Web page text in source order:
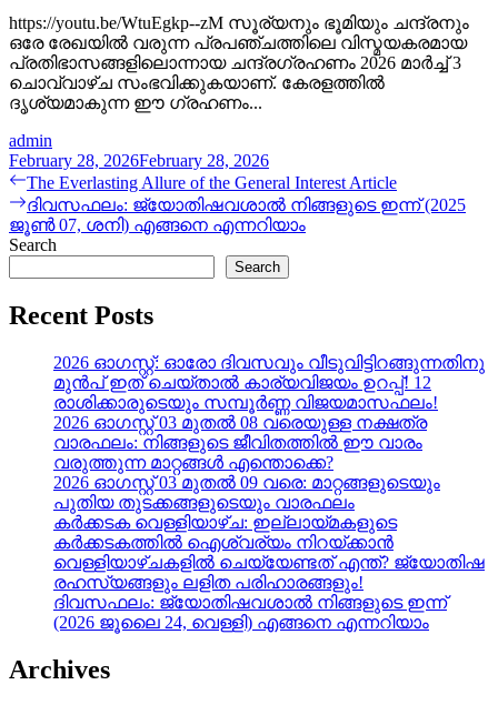
https://youtu.be/WtuEgkp--zM സൂര്യനും ഭൂമിയും ചന്ദ്രനും
ഒരേ രേഖയിൽ വരുന്ന പ്രപഞ്ചത്തിലെ വിസ്മയകരമായ
പ്രതിഭാസങ്ങളിലൊന്നായ ചന്ദ്രഗ്രഹണം 2026 മാർച്ച് 3
ചൊവ്വാഴ്ച സംഭവിക്കുകയാണ്. കേരളത്തിൽ
ദൃശ്യമാകുന്ന ഈ ഗ്രഹണം...
admin
February 28, 2026February 28, 2026
Post
navigation
Previous
post:
The Everlasting Allure of the General Interest Article
Next
post:
ദിവസഫലം: ജ്യോതിഷവശാൽ നിങ്ങളുടെ ഇന്ന്‌ (2025
ജൂൺ 07, ശനി) എങ്ങനെ എന്നറിയാം
Search
Search
Recent Posts
2026 ഓഗസ്റ്റ്: ഓരോ ദിവസവും വീടുവിട്ടിറങ്ങുന്നതിനു
മുൻപ് ഇത് ചെയ്താൽ കാര്യവിജയം ഉറപ്പ്! 12
രാശിക്കാരുടെയും സമ്പൂർണ്ണ വിജയമാസഫലം!
2026 ഓഗസ്റ്റ് 03 മുതൽ 08 വരെയുള്ള നക്ഷത്ര
വാരഫലം: നിങ്ങളുടെ ജീവിതത്തിൽ ഈ വാരം
വരുത്തുന്ന മാറ്റങ്ങൾ എന്തൊക്കെ?
2026 ഓഗസ്റ്റ് 03 മുതൽ 09 വരെ: മാറ്റങ്ങളുടെയും
പുതിയ തുടക്കങ്ങളുടെയും വാരഫലം
കർക്കടക വെള്ളിയാഴ്ച: ഇല്ലായ്മകളുടെ
കർക്കടകത്തിൽ ഐശ്വര്യം നിറയ്ക്കാൻ
വെള്ളിയാഴ്ചകളിൽ ചെയ്യേണ്ടത് എന്ത്? ജ്യോതിഷ
രഹസ്യങ്ങളും ലളിത പരിഹാരങ്ങളും!
ദിവസഫലം: ജ്യോതിഷവശാൽ നിങ്ങളുടെ ഇന്ന്‌
(2026 ജൂലൈ 24, വെള്ളി) എങ്ങനെ എന്നറിയാം
Archives